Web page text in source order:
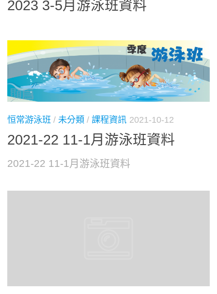
2023 3-5月游泳班資料
恒常游泳班 / 未分類 / 課程資訊 2021-10-12
2021-22 11-1月游泳班資料
2021-22 11-1月游泳班資料